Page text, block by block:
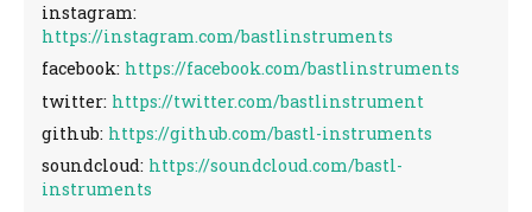
instagram:
https://instagram.com/bastlinstruments
facebook: https://facebook.com/bastlinstruments
twitter: https://twitter.com/bastlinstrument
github: https://github.com/bastl-instruments
soundcloud: https://soundcloud.com/bastl-
instruments